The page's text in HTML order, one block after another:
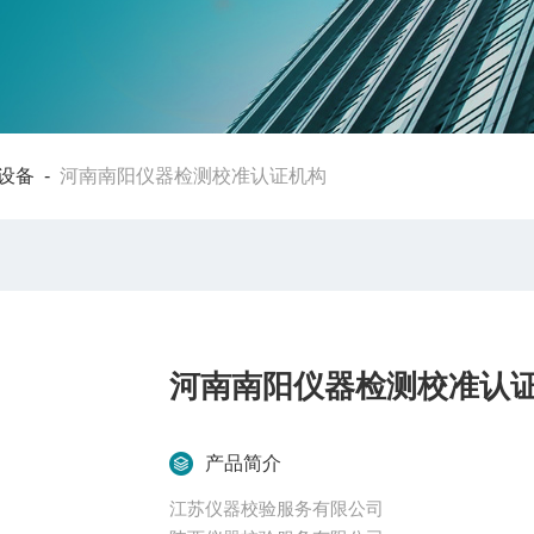
备 -河南南阳仪器检测校准认证机构
河南南阳仪器检测校准认
产品简介
江苏仪器校验服务有限公司